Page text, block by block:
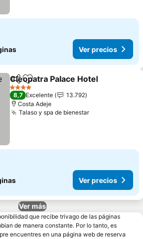
Ver precios
CompartirAgregar a favoritos
Cleopatra Palace Hotel
4 Estrellas
8,7 Excelente
13.792
Costa Adeje
Talaso y spa de bienestar
Ver precios
Ver más
que recibe trivago de las páginas
de manera constante. Por lo tanto, es
encuentres en una página web de reserva